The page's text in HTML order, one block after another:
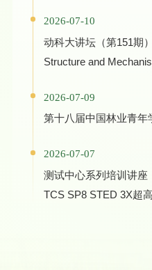
2026-07-10
动科大讲坛（第151期
Structure and
Manufacturing
2026-07-09
第十八届中国林业青年
2026-07-07
测试中心系列培训讲座
TCS SP8 STED 3X超